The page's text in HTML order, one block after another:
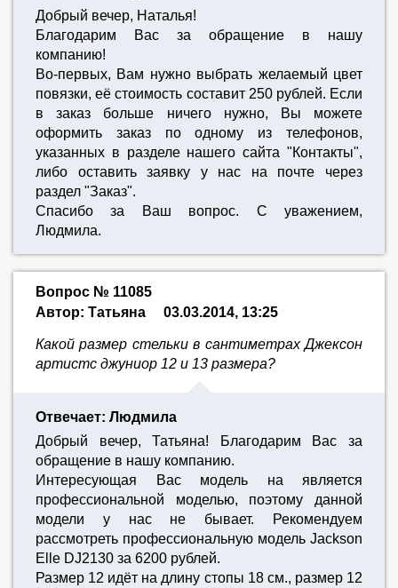
Добрый вечер, Наталья!
Благодарим Вас за обращение в нашу
компанию!
Во-первых, Вам нужно выбрать желаемый цвет
повязки, её стоимость составит 250 рублей. Если
в заказ больше ничего нужно, Вы можете
оформить заказ по одному из телефонов,
указанных в разделе нашего сайта "Контакты",
либо оставить заявку у нас на почте через
раздел "Заказ".
Спасибо за Ваш вопрос. С уважением,
Людмила.
Вопрос № 11085
Автор: Татьяна
03.03.2014, 13:25
Какой размер стельки в сантиметрах Джексон
артистс джуниор 12 и 13 размера?
Отвечает: Людмила
Добрый вечер, Татьяна! Благодарим Вас за
обращение в нашу компанию.
Интересующая Вас модель на является
профессиональной моделью, поэтому данной
модели у нас не бывает. Рекомендуем
рассмотреть профессиональную модель Jackson
Elle DJ2130 за 6200 рублей.
Размер 12 идёт на длину стопы 18 см., размер 12